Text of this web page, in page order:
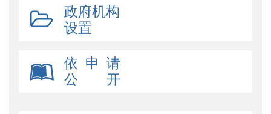
政府机构
设置
依 申 请
公 开